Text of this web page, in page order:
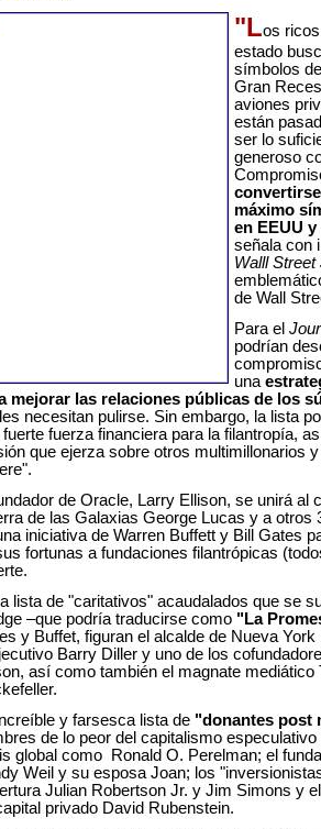
"Los
estado
símbolos
Gran
aviones
están
ser lo
generoso
máximo
en EEUU
señala con
Walll Street
de Wall
Para el
podrían
una
mejorar las relaciones públicas de los
necesitan pulirse. Sin embargo, la lista
fuerte fuerza financiera para la filantropía,
que ejerza sobre otros multimillonarios
de Oracle, Larry Ellison, se unirá al
de las Galaxias George Lucas y a otros
iniciativa de Warren Buffett y Bill Gates
fortunas a fundaciones filantrópicas
lista de "caritativos" acaudalados que se
–que podría traducirse como "La
y Buffet, figuran el alcalde de Nueva
Barry Diller y uno de los
así como también el magnate mediático
y farsesca lista de "donantes post
de lo peor del capitalismo
global como Ronald O. Perelman; el
Weil y su esposa Joan; los
Julian Robertson Jr. y Jim Simons y
privado David Rubenstein.